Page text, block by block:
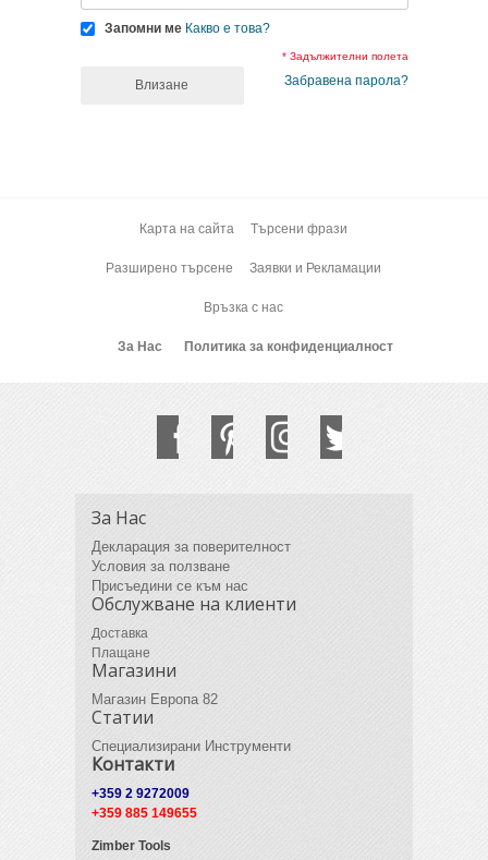
Запомни ме Какво е това?
* Задължителни полета
Забравена парола?
Влизане
Карта на сайта Търсени фрази
Разширено търсене Заявки и Рекламации
Връзка с нас
За Нас Политика за конфиденциалност
За Нас
Декларация за поверителност
Условия за ползване
Присъедини се към нас
Обслужване на клиенти
Доставка
Плащане
Магазини
Магазин Европа 82
Статии
Специализирани Инструменти
Контакти
+359 2 9272009
+359 885 149655
Zimber Tools